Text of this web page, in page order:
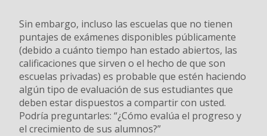
Sin embargo, incluso las escuelas que no tienen
puntajes de exámenes disponibles públicamente
(debido a cuánto tiempo han estado abiertos, las
calificaciones que sirven o el hecho de que son
escuelas privadas) es probable que estén haciendo
algún tipo de evaluación de sus estudiantes que
deben estar dispuestos a compartir con usted.
Podría preguntarles: “¿Cómo evalúa el progreso y
el crecimiento de sus alumnos?”